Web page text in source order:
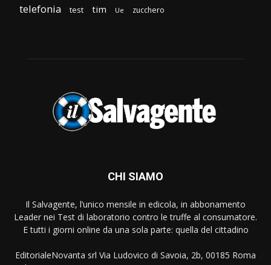
telefonia test tim Ue zucchero
CHI SIAMO
Il Salvagente, l’unico mensile in edicola, in abbonamento
Leader nei Test di laboratorio contro le truffe al consumatore.
E tutti i giorni online da una sola parte: quella del cittadino
EditorialeNovanta srl Via Ludovico di Savoia, 2b, 00185 Roma